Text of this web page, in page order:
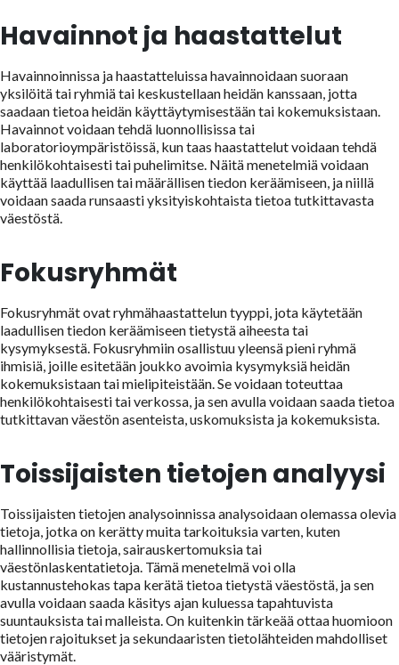
Havainnot ja haastattelut
Havainnoinnissa ja haastatteluissa havainnoidaan suoraan
yksilöitä tai ryhmiä tai keskustellaan heidän kanssaan, jotta
saadaan tietoa heidän käyttäytymisestään tai kokemuksistaan.
Havainnot voidaan tehdä luonnollisissa tai
laboratorioympäristöissä, kun taas haastattelut voidaan tehdä
henkilökohtaisesti tai puhelimitse. Näitä menetelmiä voidaan
käyttää laadullisen tai määrällisen tiedon keräämiseen, ja niillä
voidaan saada runsaasti yksityiskohtaista tietoa tutkittavasta
väestöstä.
Fokusryhmät
Fokusryhmät ovat ryhmähaastattelun tyyppi, jota käytetään
laadullisen tiedon keräämiseen tietystä aiheesta tai
kysymyksestä. Fokusryhmiin osallistuu yleensä pieni ryhmä
ihmisiä, joille esitetään joukko avoimia kysymyksiä heidän
kokemuksistaan tai mielipiteistään. Se voidaan toteuttaa
henkilökohtaisesti tai verkossa, ja sen avulla voidaan saada tietoa
tutkittavan väestön asenteista, uskomuksista ja kokemuksista.
Toissijaisten tietojen analyysi
Toissijaisten tietojen analysoinnissa analysoidaan olemassa olevia
tietoja, jotka on kerätty muita tarkoituksia varten, kuten
hallinnollisia tietoja, sairauskertomuksia tai
väestönlaskentatietoja. Tämä menetelmä voi olla
kustannustehokas tapa kerätä tietoa tietystä väestöstä, ja sen
avulla voidaan saada käsitys ajan kuluessa tapahtuvista
suuntauksista tai malleista. On kuitenkin tärkeää ottaa huomioon
tietojen rajoitukset ja sekundaaristen tietolähteiden mahdolliset
vääristymät.